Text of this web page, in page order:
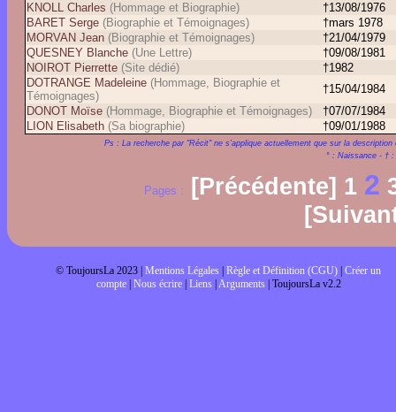
KNOLL Charles (Hommage et Biographie)
†13/08/1976
BARET Serge (Biographie et Témoignages)
†mars 1978
MORVAN Jean (Biographie et Témoignages)
†21/04/1979
QUESNEY Blanche (Une Lettre)
†09/08/1981
NOIROT Pierrette (Site dédié)
†1982
DOTRANGE Madeleine (Hommage, Biographie et
Témoignages)
†15/04/1984
DONOT Moïse (Hommage, Biographie et Témoignages)
†07/07/1984
LION Elisabeth (Sa biographie) †09/01/1988
Ps : La recherche par "Récit" ne s'applique actuellement que sur la description
° : Naissance - †
Pages : [Précédente] 1 2
© ToujoursLa 2023 | Mentions Légales Règle et Définition (CGU) Créer un
compte| Nous écrire| Liens| Arguments| ToujoursLa v2.2